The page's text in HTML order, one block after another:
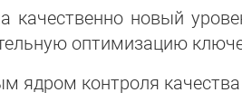
новый
оптимизацию
контроля качества